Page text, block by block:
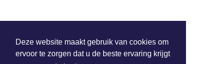
Deze website maakt gebruik van cookies om
ervoor te zorgen dat u de beste ervaring krijgt